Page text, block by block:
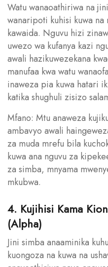
Watu wanaoathiriwa na
wanaripoti kuhisi kuwa
kawaida. Nguvu hizi
uwezo wa kufanya kazi
awali hazikuwezekana
manufaa kwa watu
inaweza pia kuwa hatari
katika shughuli zisizo
Mfano: Mtu anaweza
ambavyo awali
za muda mrefu bila
kuwa ana nguvu za
za simba, mnyama
mkubwa.
4. Kujihisi Kama
(Alpha)
Jini simba anaaminika
kuongoza na kuwa na